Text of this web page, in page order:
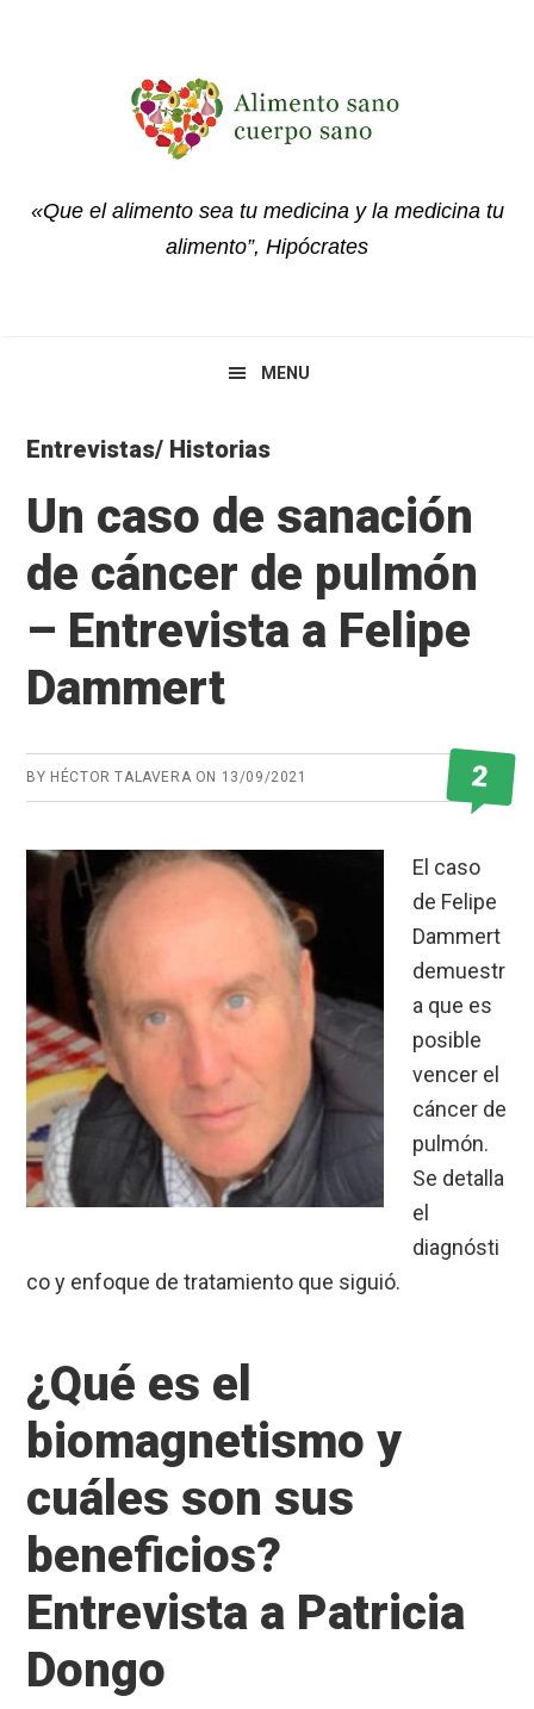
«Que el alimento sea tu medicina y la medicina tu
alimento”, Hipócrates
MENU
Entrevistas/ Historias
Un caso de sanación
de cáncer de pulmón
– Entrevista a Felipe
Dammert
BY HÉCTOR TALAVERA ON 13/09/2021 2
El caso
de Felipe
Dammert
demuestr
a que es
posible
vencer el
cáncer de
pulmón.
Se detalla
el
diagnósti
co y enfoque de tratamiento que siguió.
¿Qué es el
biomagnetismo y
cuáles son sus
beneficios?
Entrevista a Patricia
Dongo